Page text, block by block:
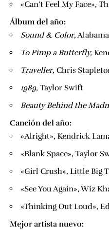
«Can’t Feel My Face»,
Álbum del año:
​Sound & Color,
​To Pimp a Butterfly,
​Traveller, ​Chris
​1989, ​ Taylor Swift
​Beauty Behind the
Canción del año:
​»Alright», Kendrick
«Blank Space», Taylor
«Girl Crush», Little Big
«See You Again», Wiz
«Thinking Out Loud»,
Mejor artista nuevo: